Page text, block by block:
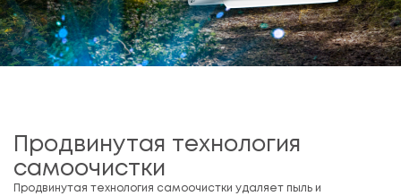
Продвинутая технология
самоочистки
Продвинутая технология самоочистки удаляет пыль и